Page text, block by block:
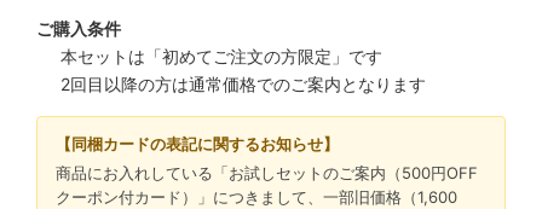
ご購入条件
本セットは「初めてご注文の方限定」です
2回目以降の方は通常価格でのご案内となります
【同梱カードの表記に関するお知らせ】
商品にお入れしている「お試しセットのご案内（500円OFF
クーポン付カード）」につきまして、一部旧価格（1,600